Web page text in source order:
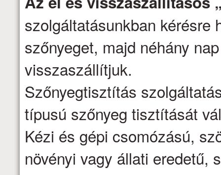
szolgáltatásunkban kérésre
szőnyeget, majd néhány
visszaszállítjuk.
Szőnyegtisztítás
típusú szőnyeg tisztítását
Kézi és gépi csomózású,
növényi vagy állati eredetű,